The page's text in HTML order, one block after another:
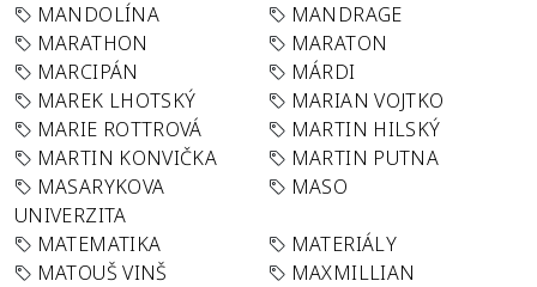
MANDOLÍNA
MANDRAGE
MARATHON
MARATON
MARCIPÁN
MÁRDI
MAREK LHOTSKÝ
MARIAN VOJTKO
MARIE ROTTROVÁ
MARTIN HILSKÝ
MARTIN KONVIČKA
MARTIN PUTNA
MASARYKOVA
UNIVERZITA
MASO
MATEMATIKA
MATERIÁLY
MATOUŠ VINŠ
MAXMILLIAN